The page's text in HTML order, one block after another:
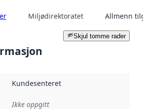
Miljødirektoratet Allmenn
Skjul tomme rader
Kundesenteret
Ikke oppgitt